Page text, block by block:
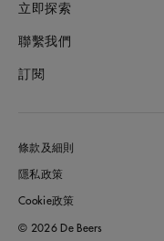
立即探索
聯繫我們
訂閱
條款及細則
隱私政策
Cookie政策
© 2026 De Beers